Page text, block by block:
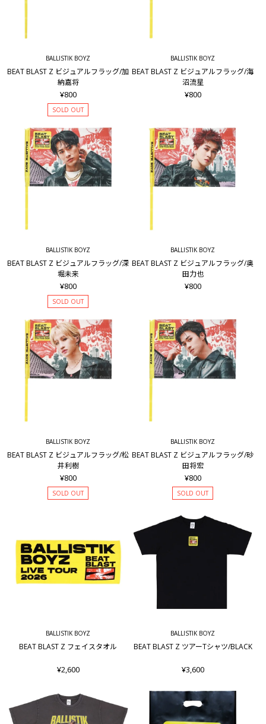
BALLISTIK BOYZ
BEAT BLAST Z ビジュアルフラッグ/加
納嘉将
¥800
SOLD OUT
BALLISTIK BOYZ
BEAT BLAST Z ビジュアルフラッグ/海
沼流星
¥800
BALLISTIK BOYZ
BEAT BLAST Z ビジュアルフラッグ/深
堀未来
¥800
SOLD OUT
BALLISTIK BOYZ
BEAT BLAST Z ビジュアルフラッグ/奥
田力也
¥800
BALLISTIK BOYZ
BEAT BLAST Z ビジュアルフラッグ/松
井利樹
¥800
SOLD OUT
BALLISTIK BOYZ
BEAT BLAST Z ビジュアルフラッグ/砂
田将宏
¥800
SOLD OUT
BALLISTIK BOYZ
BEAT BLAST Z フェイスタオル
¥2,600
BALLISTIK BOYZ
BEAT BLAST Z ツアーTシャツ/BLACK
¥3,600